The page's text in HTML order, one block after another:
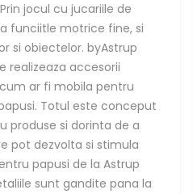
jocul cu jucariile de
funciitle motrice fine, si
si obiectelor. byAstrup
realizeaza accesorii
ar fi mobila pentru
Totul este conceput
produse si dorinta de a
pot dezvolta si stimula
papusi de la Astrup
sunt gandite pana la